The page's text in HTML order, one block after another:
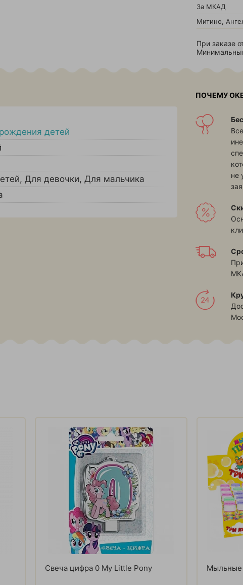
За МКАД
Митино,
При заказе
детей
, Для девочки, Для мальчика
ПОЧЕМУ
не
Свеча цифра 0 My Little Pony Мыльные